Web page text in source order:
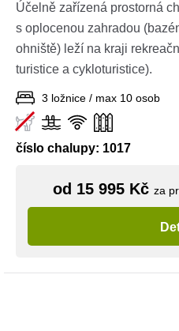
Účelně zařízená prostorná
s oplocenou zahradou
ohniště) leží na kraji
turistice a cykloturistice).
3 ložnice / max 10 osob
číslo chalupy: 1017
od 15 995 Kč za